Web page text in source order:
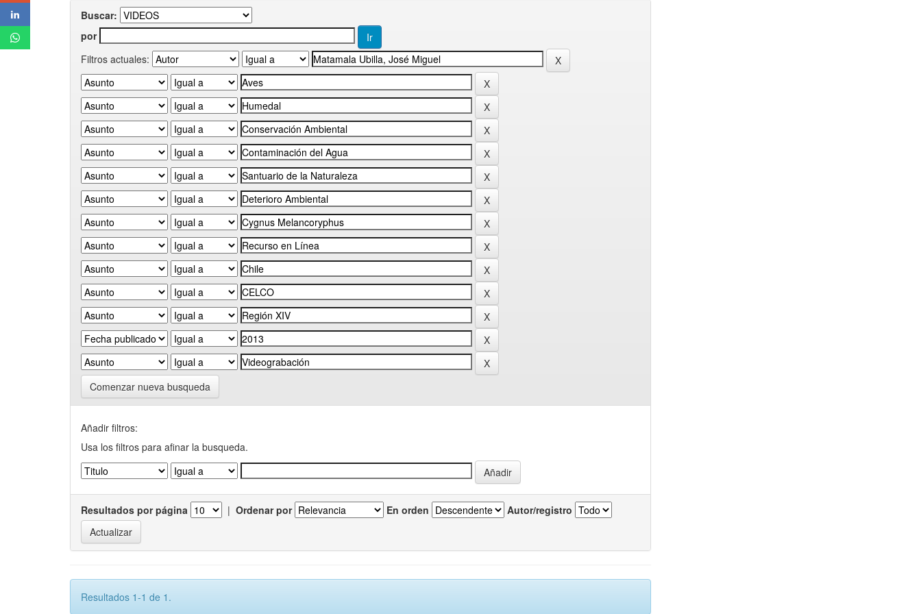
Buscar:
por
Filtros actuales:
Comenzar nueva busqueda
Añadir filtros:
Usa los filtros para afinar la busqueda.
Resultados por página | Ordenar por En orden Autor/registro
Resultados 1-1 de 1.